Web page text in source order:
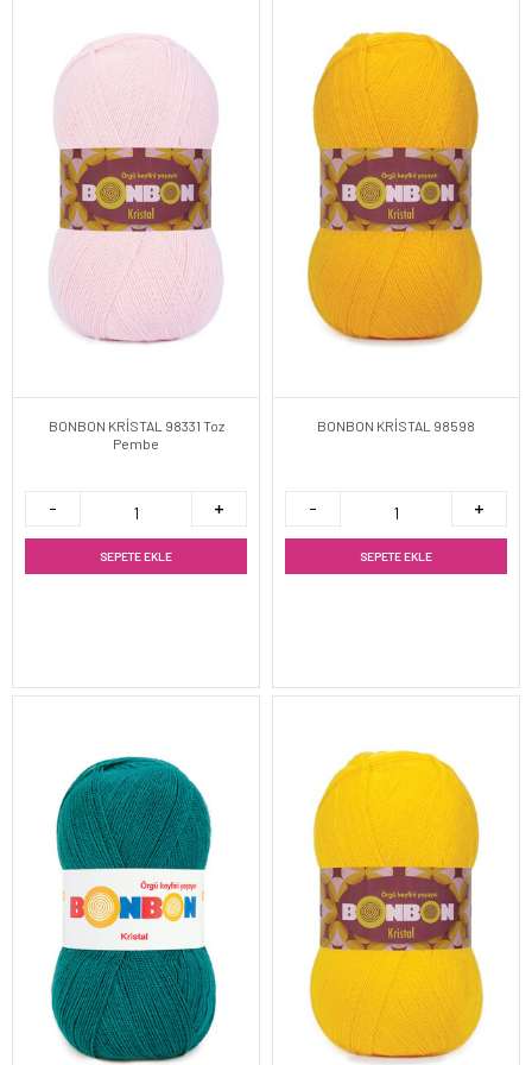
BONBON KRİSTAL 98331 Toz
Pembe
SEPETE EKLE
BONBON KRİSTAL 98598
SEPETE EKLE